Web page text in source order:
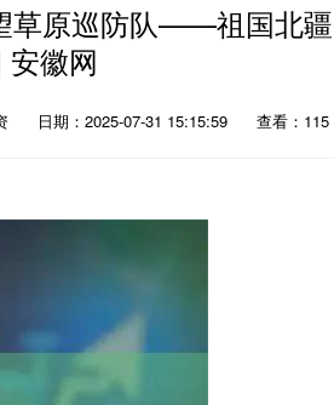
草原巡防队——祖国北疆
徽网
日期：2025-07-31 15:15:59 查看：115